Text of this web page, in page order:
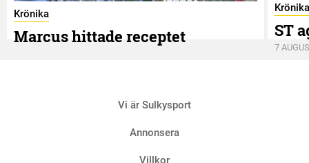
Krönika
Marcus hittade receptet
Krönika
ST
7
Vi är Sulkysport
Annonsera
Villkor